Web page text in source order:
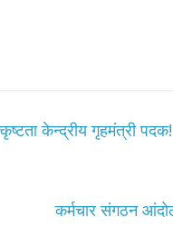
केन्द्रीय गृहमंत्री पदक!
कर्मचार संगठन